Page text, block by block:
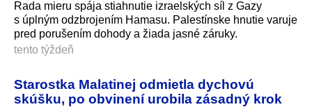
Rada mieru spája stiahnutie izraelských síl z Gazy
s úplným odzbrojením Hamasu. Palestínske hnutie varuje
pred porušením dohody a žiada jasné záruky.
tento týždeň
Starostka Malatinej odmietla dychovú
skúšku, po obvinení urobila zásadný krok